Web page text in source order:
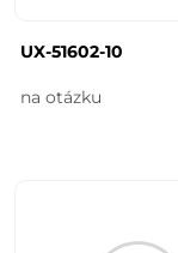
UX-51602-10
na otázku